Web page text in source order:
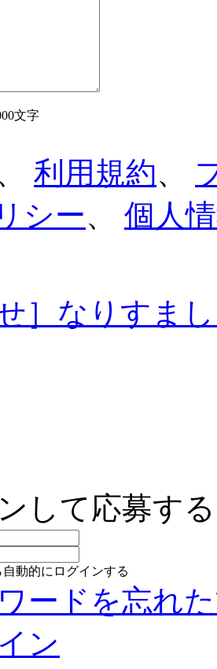
文字
利用規約、
シー、 個人
せ］なりすま
して応募する
自動的にログインする
ードを忘れ
ン